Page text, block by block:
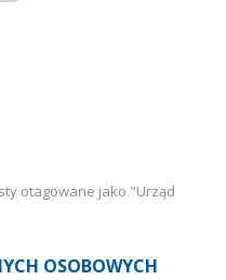
otagowane jako "Urząd
OSOBOWYCH